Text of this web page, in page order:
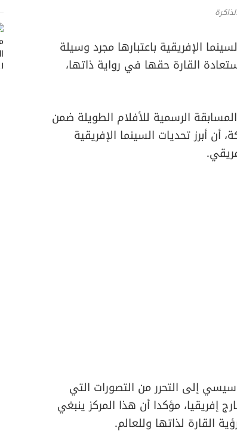
الإفريقية باعتبارها مجرد وسيلة
القارة حقها في رواية ذاتها،
الرسمية للأفلام الطويلة ضمن
أن أبرز تحديات السينما الإفريقية
سيسي إلى التحرر من التصورات التي
إفريقيا، مؤكدا أن هذا المركز ينبغي
القارة لذاتها وللعالم.